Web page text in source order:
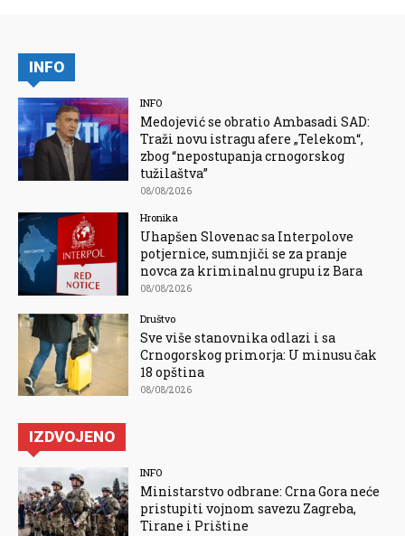
INFO
INFO
Medojević se obratio Ambasadi SAD:
Traži novu istragu afere „Telekom“,
zbog “nepostupanja crnogorskog
tužilaštva”
08/08/2026
Hronika
Uhapšen Slovenac sa Interpolove
potjernice, sumnjiči se za pranje
novca za kriminalnu grupu iz Bara
08/08/2026
Društvo
Sve više stanovnika odlazi i sa
Crnogorskog primorja: U minusu čak
18 opština
08/08/2026
IZDVOJENO
INFO
Ministarstvo odbrane: Crna Gora neće
pristupiti vojnom savezu Zagreba,
Tirane i Prištine